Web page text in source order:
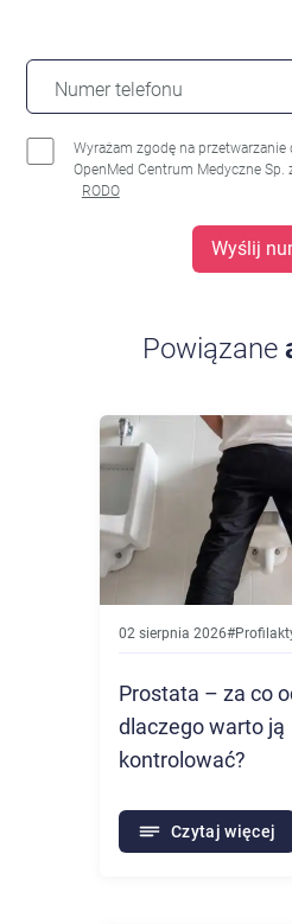
Numer telefonu
Wyrażam zgodę na
OpenMed Centrum Medyczne Sp.
RODO
Wyślij
Powiązane
02 sierpnia 2026#
Prostata – za co
dlaczego warto ją
kontrolować?
Czytaj więcej